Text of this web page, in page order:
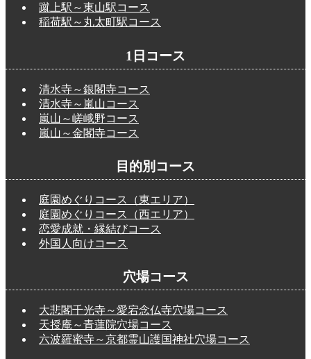
蹴上駅～東山駅コース
稲荷駅～丸太町駅コース
1日コース
清水寺～銀閣寺コース
清水寺～嵐山コース
嵐山～嵯峨野コース
嵐山～金閣寺コース
目的別コース
庭園めぐりコース（東エリア）
庭園めぐりコース（西エリア）
恋愛成就・縁結びコース
外国人向けコース
穴場コース
大悲閣千光寺～愛宕念仏寺穴場コース
天授庵～青蓮院穴場コース
六波羅蜜寺～京都霊山護国神社穴場コース